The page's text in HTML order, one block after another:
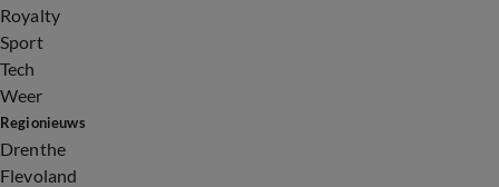
Royalty
Sport
Tech
Weer
Regionieuws
Drenthe
Flevoland